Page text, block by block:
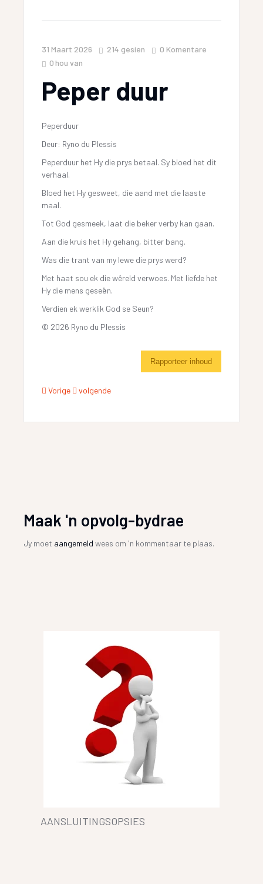
31 Maart 2026 214 gesien
0 Komentare
0 hou van
Peper duur
Peperduur
Deur: Ryno du Plessis
Peperduur het Hy die prys betaal. Sy bloed het dit
verhaal.
Bloed het Hy gesweet, die aand met die laaste
maal.
Tot God gesmeek, laat die beker verby kan gaan.
Aan die kruis het Hy gehang, bitter bang.
Was die trant van my lewe die prys werd?
Met haat sou ek die wêreld verwoes. Met liefde het
Hy die mens geseën.
Verdien ek werklik God se Seun?
© 2026 Ryno du Plessis
Rapporteer inhoud
Vorige volgende
Maak 'n opvolg-bydrae
Jy moet aangemeld wees om 'n kommentaar te plaas.
AANSLUITINGSOPSIES